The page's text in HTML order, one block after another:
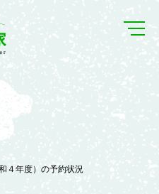
４年度）の予約状況